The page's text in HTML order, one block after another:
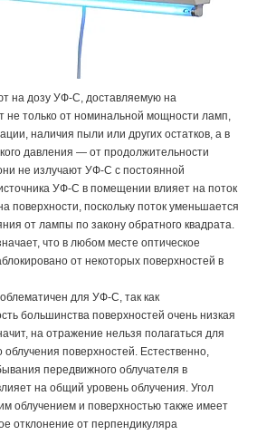
на дозу УФ-С, доставляемую на
не только от номинальной мощности ламп,
наличия пыли или других остатков, а в
давления — от продолжительности
не излучают УФ-С с постоянной
УФ-С в помещении влияет на поток
поверхности, поскольку поток уменьшается
от лампы по закону обратного квадрата.
что в любом месте оптическое
от некоторых поверхностей в
для УФ-С, так как
большинства поверхностей очень низкая
на отражение нельзя полагаться для
облучения поверхностей. Естественно,
передвижного облучателя в
на общий уровень облучения. Угол
облучением и поверхностью также имеет
отклонение от перпендикуляра